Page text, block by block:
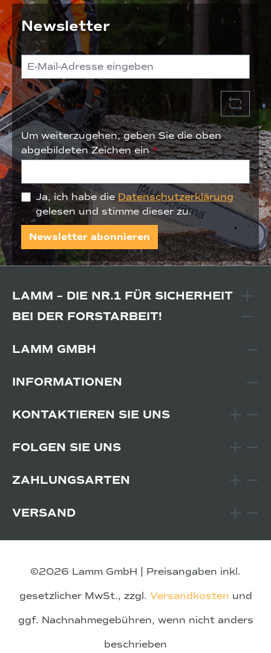
Newsletter
Um weiterzugehen, geben Sie die oben
abgebildeten Zeichen ein*
Ja, ich habe die Datenschutzerklärung
gelesen und stimme dieser zu.
Newsletter abonnieren
LAMM – DIE NR.1 FÜR SICHERHEIT
BEI DER FORSTARBEIT!
LAMM GMBH
INFORMATIONEN
KONTAKTIEREN SIE UNS
FOLGEN SIE UNS
ZAHLUNGSARTEN
VERSAND
©2026 Lamm GmbH | Preisangaben inkl.
gesetzlicher MwSt., zzgl. Versandkosten und
ggf. Nachnahmegebühren, wenn nicht anders
beschrieben